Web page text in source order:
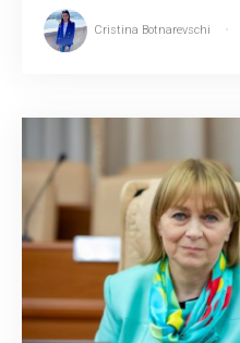
Cristina Botnarevschi